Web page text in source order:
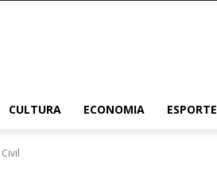
CULTURA ECONOMIA ESPORTE